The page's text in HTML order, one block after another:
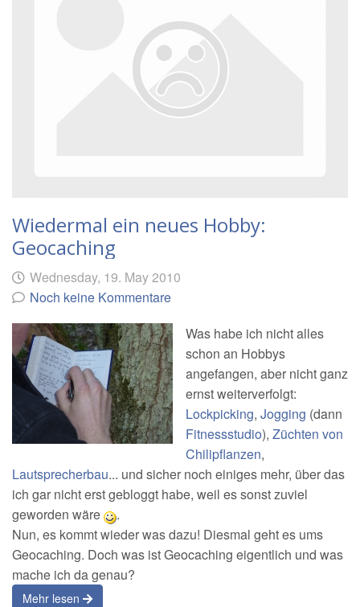
Wiedermal ein neues Hobby:
Geocaching
Geschrieben
von
am Wednesday, 19. May 2010
Noch keine Kommentare
Was habe ich nicht alles
schon an Hobbys
angefangen, aber nicht ganz
ernst weiterverfolgt:
Lockpicking, Jogging (dann
Fitnessstudio), Züchten von
Chilipflanzen,
Lautsprecherbau... und sicher noch einiges mehr, über das
ich gar nicht erst gebloggt habe, weil es sonst zuviel
geworden wäre
.
Nun, es kommt wieder was dazu! Diesmal geht es ums
Geocaching. Doch was ist Geocaching eigentlich und was
mache ich da genau?
Mehr lesen